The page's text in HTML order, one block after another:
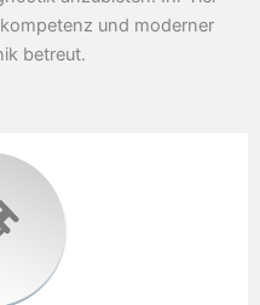
und moderner
betreut.